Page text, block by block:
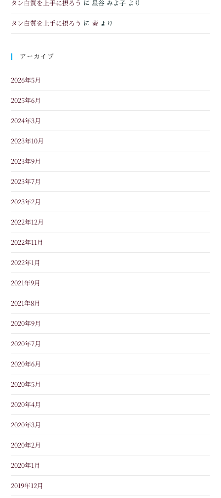
タン白質を上手に摂ろう に 星谷 みよ子 より
タン白質を上手に摂ろう に葵 より
アーカイブ
2026年5月
2025年6月
2024年3月
2023年10月
2023年9月
2023年7月
2023年2月
2022年12月
2022年11月
2022年1月
2021年9月
2021年8月
2020年9月
2020年7月
2020年6月
2020年5月
2020年4月
2020年3月
2020年2月
2020年1月
2019年12月